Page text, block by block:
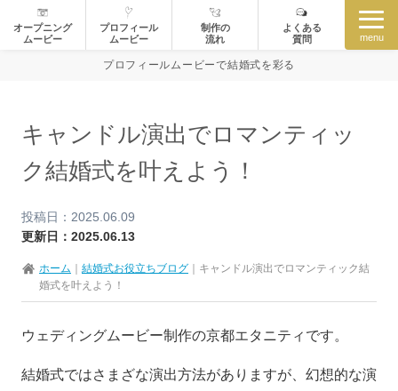
プロフィールムービーで結婚式を彩る
menu
オープニング
ムービー
プロフィール
ムービー
制作の
流れ
よくある
質問
キャンドル演出でロマンティッ
ク結婚式を叶えよう！
投稿日：2025.06.09
更新日：2025.06.13
ホーム 結婚式お役立ちブログ
キャンドル演出でロマンティック結
婚式を叶えよう！
ウェディングムービー制作の京都エタニティです。
結婚式ではさまざな演出方法がありますが、幻想的な演